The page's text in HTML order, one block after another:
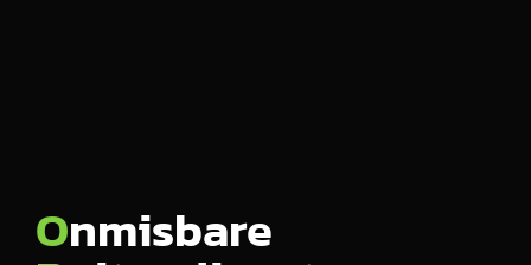
Onmisbare